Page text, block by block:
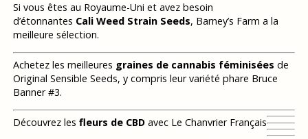
Si vous êtes au Royaume-Uni et avez besoin
d’étonnantes Cali Weed Strain Seeds, Barney’s Farm a la
meilleure sélection.
Achetez les meilleures graines de cannabis féminisées de
Original Sensible Seeds, y compris leur variété phare Bruce
Banner #3.
Découvrez les fleurs de CBDavec Le Chanvrier Français